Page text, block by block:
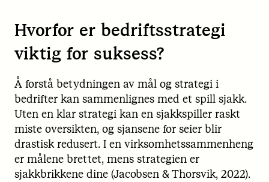
Hvorfor er bedriftsstrategi
viktig for suksess?
Å forstå betydningen av mål og strategi i
bedrifter kan sammenlignes med et spill sjakk.
Uten en klar strategi kan en sjakkspiller raskt
miste oversikten, og sjansene for seier blir
drastisk redusert. I en virksomhetssammenheng
er målene brettet, mens strategien er
sjakkbrikkene dine (Jacobsen & Thorsvik, 2022).